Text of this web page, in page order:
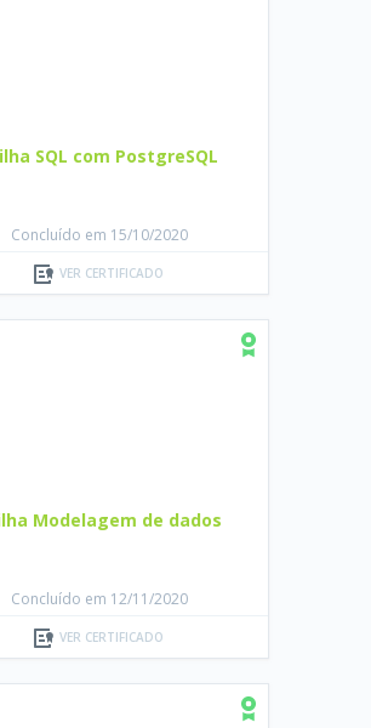
SQL com PostgreSQL
Concluído em 15/10/2020
VER CERTIFICADO
Modelagem de dados
Concluído em 12/11/2020
VER CERTIFICADO